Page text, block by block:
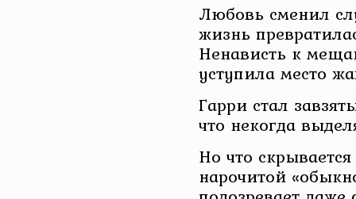
Любовь сменил
жизнь
Ненависть к
уступила место
Гарри стал
что некогда
Но что
нарочитой